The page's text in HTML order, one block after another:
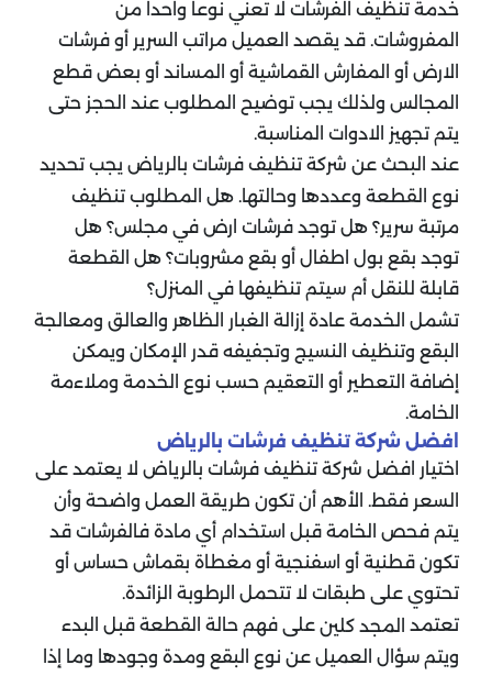
خدمة تنظيف الفرشات لا تعني نوعا واحدا من
المفروشات. قد يقصد العميل مراتب السرير أو فرشات
الارض أو المفارش القماشية أو المساند أو بعض قطع
المجالس ولذلك يجب توضيح المطلوب عند الحجز حتى
يتم تجهيز الادوات المناسبة.
عند البحث عن شركة تنظيف فرشات بالرياض يجب تحديد
نوع القطعة وعددها وحالتها. هل المطلوب تنظيف
مرتبة سرير؟ هل توجد فرشات ارض في مجلس؟ هل
توجد بقع بول اطفال أو بقع مشروبات؟ هل القطعة
قابلة للنقل أم سيتم تنظيفها في المنزل؟
تشمل الخدمة عادة إزالة الغبار الظاهر والعالق ومعالجة
البقع وتنظيف النسيج وتجفيفه قدر الإمكان ويمكن
إضافة التعطير أو التعقيم حسب نوع الخدمة وملاءمة
الخامة.
افضل شركة تنظيف فرشات بالرياض
اختيار افضل شركة تنظيف فرشات بالرياض لا يعتمد على
السعر فقط. الأهم أن تكون طريقة العمل واضحة وأن
يتم فحص الخامة قبل استخدام أي مادة فالفرشات قد
تكون قطنية أو اسفنجية أو مغطاة بقماش حساس أو
تحتوي على طبقات لا تتحمل الرطوبة الزائدة.
تعتمد المجد كلين على فهم حالة القطعة قبل البدء
ويتم سؤال العميل عن نوع البقع ومدة وجودها وما إذا